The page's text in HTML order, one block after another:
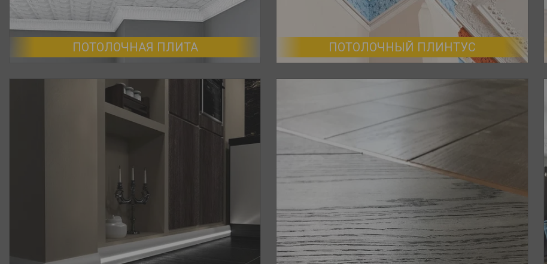
ПОТОЛОЧНАЯ ПЛИТА ПОТОЛОЧНЫЙ ПЛИНТУС